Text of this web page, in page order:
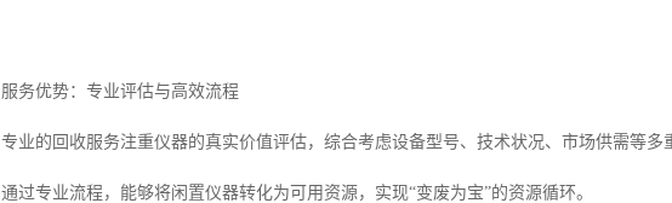
服务优势：专业评估与高效流程
专业的回收服务注重仪器的真实价值评估，综合考虑设备型号、技术状况、市场供需等
通过专业流程，能够将闲置仪器转化为可用资源，实现“变废为宝”的资源循环。